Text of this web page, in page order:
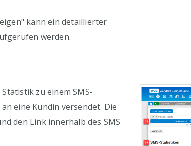
kann ein detaillierter
werden.
zu einem SMS-
eine Kundin versendet. Die
den Link innerhalb des SMS